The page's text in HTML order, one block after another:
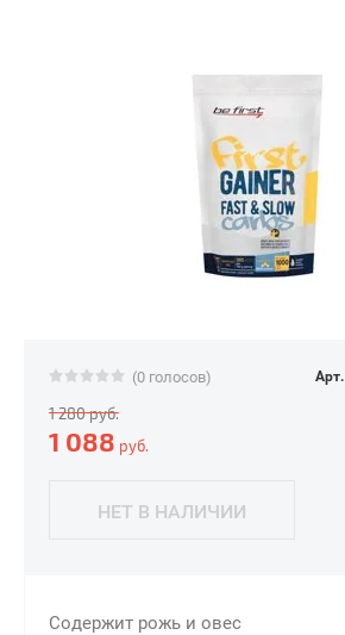
(0 голосов) Арт.
1 280руб.
1 088 руб.
НЕТ В НАЛИЧИИ
Содержит рожь и овес